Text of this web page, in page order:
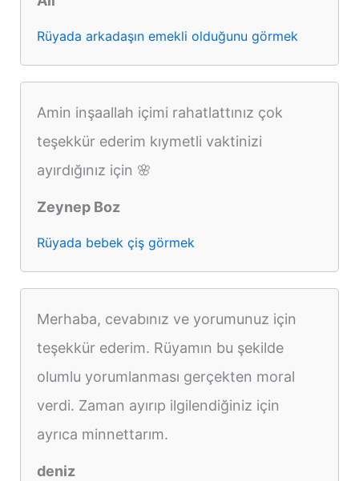
Rüyada arkadaşın emekli olduğunu görmek
Amin inşaallah içimi rahatlattınız çok
teşekkür ederim kıymetli vaktinizi
ayırdığınız için 🌸
Zeynep Boz
Rüyada bebek çiş görmek
Merhaba, cevabınız ve yorumunuz için
teşekkür ederim. Rüyamın bu şekilde
olumlu yorumlanması gerçekten moral
verdi. Zaman ayırıp ilgilendiğiniz için
ayrıca minnettarım.
deniz